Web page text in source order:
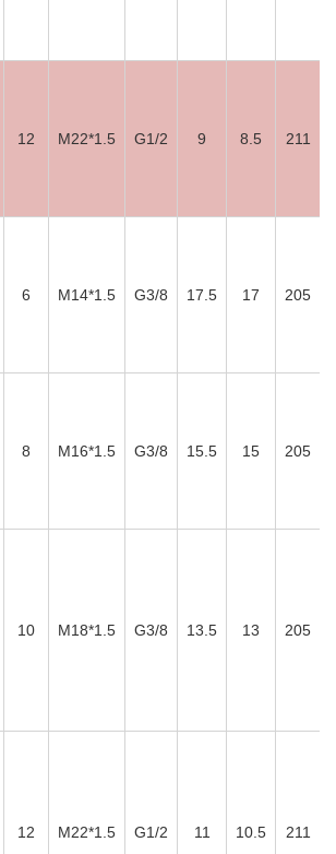
12 M22*1.5 G1/2 9 8.5 211
6 M14*1.5 G3/8 17.5 17 205
8 M16*1.5 G3/8 15.5 15 205
10 M18*1.5 G3/8 13.5 13 205
12 M22*1.5 G1/2 11 10.5 211